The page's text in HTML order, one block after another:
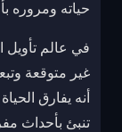
حياته ومروره
في عالم تأويل
غير متوقعة
أنه يفارق
تنبئ بأحداث